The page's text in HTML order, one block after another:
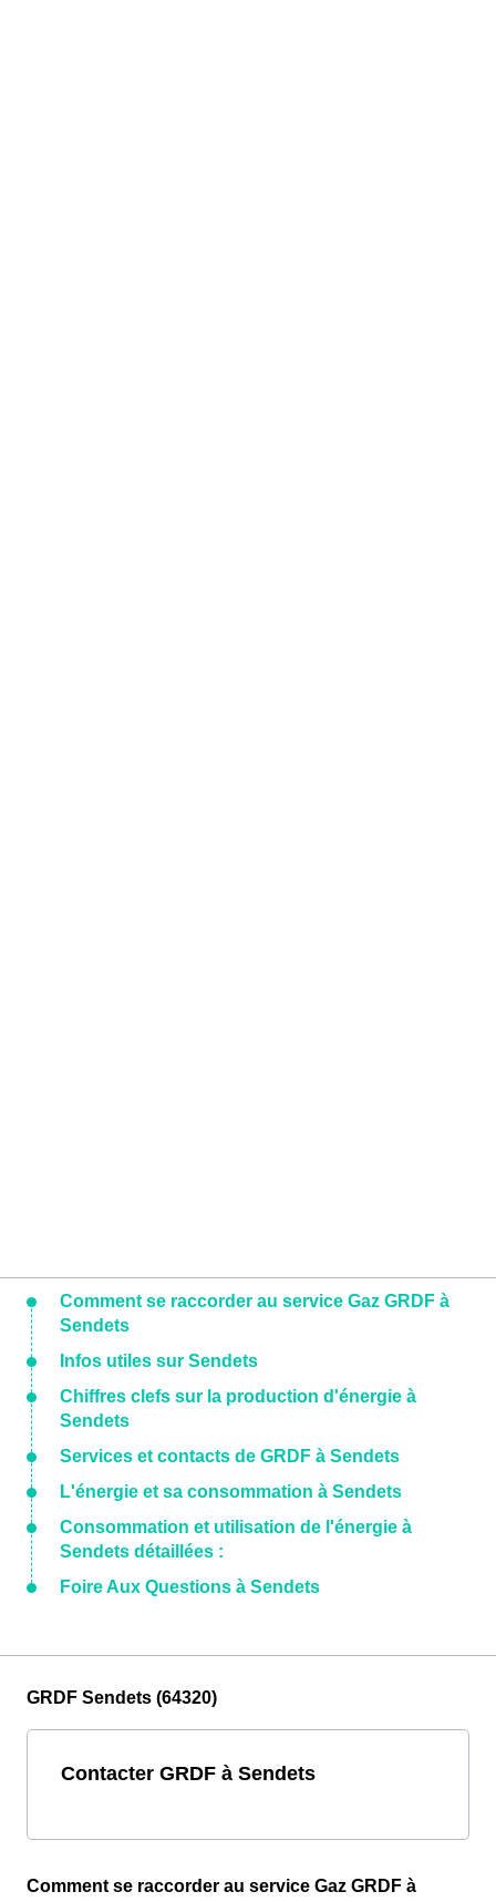
Comment se raccorder au service Gaz GRDF à
Sendets
Infos utiles sur Sendets
Chiffres clefs sur la production d'énergie à
Sendets
Services et contacts de GRDF à Sendets
L'énergie et sa consommation à Sendets
Consommation et utilisation de l'énergie à
Sendets détaillées :
Foire Aux Questions à Sendets
GRDF Sendets (64320)
Contacter GRDF à Sendets
Comment se raccorder au service Gaz GRDF à